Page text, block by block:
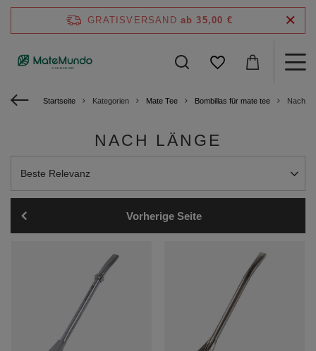
GRATISVERSAND ab 35,00 €
Startseite Kategorien Mate Tee Bombillas für mate tee Nach
NACH LÄNGE
Sortierung ändern
Beste Relevanz
Vorherige Seite